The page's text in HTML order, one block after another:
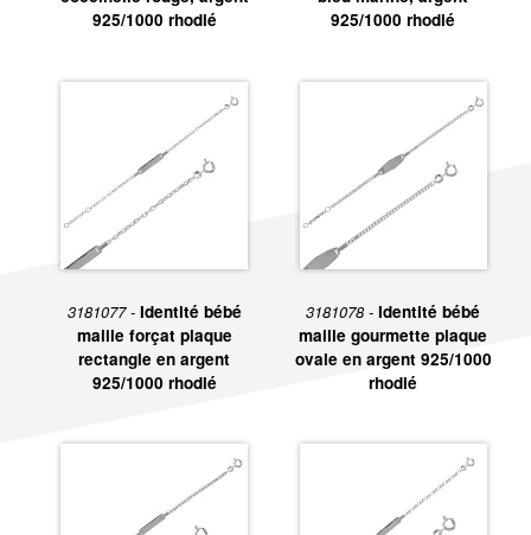
925/1000 rhodié
925/1000 rhodié
3181077 - Identité bébé
maille forçat plaque
rectangle en argent
925/1000 rhodié
3181078 -Identité bébé
maille gourmette plaque
ovale en argent 925/1000
rhodié